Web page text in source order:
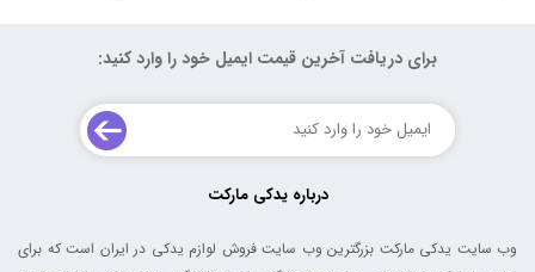
برای دریافت آخرین قیمت ایمیل خود را وارد کنید:
درباره یدکی مارکت
وب سایت یدکی مارکت بزرگترین وب سایت فروش لوازم یدکی در ایران است که برای